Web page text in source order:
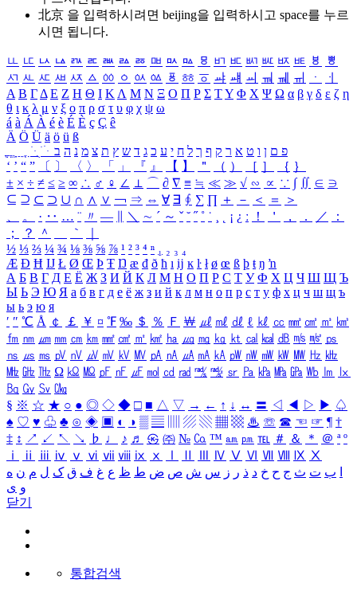
北京 을 입력하시려면 beijing을 입력하시고 space를 누르
시면 됩니다.
ㅥ ㅦ ㅧ ㅨ ㅩ ㅪ ㅫ ㅬ ㅭ ㅮ ㅯ ㅰ ㅱ ㅲ ㅳ ㅴ ㅵ ㅶ ㅷ ㅸ
ㅹ
ㅺ ㅻ ㅼ ㅽ ㅾ ㅿ ㆀ ㆁ ㆂ ㆃ ㆄ ㆅ ㆆ ㆇ ㆈ ㆉ ㆊ ㆋ ㆌ ㆍ
ㆎ
Α Β ΓΔ Ε Ζ Η Θ Ι ΚΛ Μ Ν Ξ Ο Π Ρ Σ ΤΥ Φ Χ Ψ Ω α β γ δ ε ζ η
θ ι κ λ μ ν ξ ο π ρ σ τ υ φ χ ψ ω
á à Á À é è É È ç Ç ê
Ä Ö Ü ä ö ü ß
ִֶֹ ֻּ ׁׂ פ ם ן ו ט א ר ק ף ך ל ח י ע כ ג ד ש ץ ת צ מ נ ה ב
‘ ’ “ ” 〔 〕 〈 〉 「 」 『 』 【 】 ＂ （ ） ［ ］ ｛ ｝
± × ÷ ≠ ≤ ≥ ∞ ∴ ♂ ♀ ∠ ⊥ ⌒ ∂ ∇ ≡ ≒ ≪ ≫ √ ∽ ∝ ∵ ∫ ∬ ∈ ∋
⊆ ⊇ ⊂ ⊃ ∪ ∩ ∧ ∨ ￢ ⇒ ⇔ ∀ ∃ ∮ ∑ ∏ ＋ － ＜ ＝
＞
、
。 · ‥ … ¨ 〃 ― ＼ ∼ ´ ～ ˇ ˘ ˝ ˚ ˙ ¸ ¡ ¿ ː ！ ＇ ， ． ／
：
；
？ ＾ ｀
½ ⅓ ⅔ ¼ ¾ ⅛ ⅜ ⅝ ⅞ ¹ ² ³ ⁴ ⁿ ₁ ₂ ₃ ₄
Æ Ð Ħ Ĳ Ł Ø Œ Þ Ŧ Ŋ æ đ ð ħ ı ĳ ĸ ŀ ł ø œ ß þ ŧ ŋ ŉ
А Б В Г Д Е Ё Ж З И Й К Л М Н О П Р С Т У Ф Х Ц Ч Ш Щ Ъ
Ы Ь Э Ю Я а б в г д е ё ж з и й к л м н о п р с т у ф х ц ч ш щ ъ
ы ь э ю я
′ ″ ℃ Å ￠ ￡ ￥ ¤ ℉ ‰ ＄ ％ Ｆ ￦ ㎕ ㎖ ㎗ ℓ ㎘ ㏄ ㎣ ㎤ ㎥ ㎦
㎙ ㎚ ㎛ ㎜ ㎝ ㎞ ㎟ ㎠ ㎡ ㎢ ㏊ ㎍ ㎎ ㎏ ㏏ ㎈ ㎉ ㏈ ㎧ ㎨ ㎰
㎱ ㎲ ㎳ ㎴ ㎵ ㎶ ㎷ ㎸ ㎹ ㎀ ㎁ ㎂ ㎃ ㎄ ㎺ ㎻ ㎽ ㎾ ㎿ ㎐ ㎑
㎒ ㎓ ㎔ Ω ㏀ ㏁ ㎊ ㎋ ㎌ ㏖ ㏅ ㎭ ㎮ ㎯ ㏛ ㎩ ㎪ ㎫ ㎬ ㏝ ㏐
㏓
㏃ ㏉ ㏜ ㏆
§ ※ ☆ ★ ○ ● ◎ ◇ ◆ □ ■ △ ▽ → ← ↑ ↓ ↔ 〓 ◁ ◀ ▷ ▶ ♤
♠ ♡ ♥ ♧ ♣ ⊙ ◈ ▣ ◐ ◑ ▒ ▤ ▨ ▧ ▦ ▩ ♨ ☏ ☎ ☜ ☞ ¶ †
‡ ↕ ↗ ↙ ↖ ↘ ♭ ♩ ♪ ♬ ㉿ ㈜ № ㏇ ™ ㏂ ㏘ ℡ ＃ ＆ ＊ ＠ ª º
ⅰ
ⅱ ⅲ ⅳ ⅴ ⅵ ⅶ ⅷ ⅸ ⅹ Ⅳ Ⅴ Ⅵ Ⅶ Ⅷ Ⅸ Ⅹ
ب ت ث ج ح خ د ذ ر ز س ش ص ض ط ظ ع غ ف ق ک ل م ن ه
و ی
닫기
통합검색